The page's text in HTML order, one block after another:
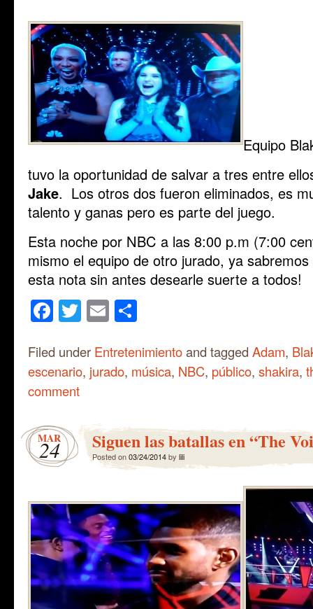
Equipo
tuvo la oportunidad de salvar a tres entre
Jake. Los otros dos fueron eliminados, es
talento y ganas pero es parte del juego.
Esta noche por NBC a las 8:00 p.m (7:00
mismo el equipo de otro jurado, ya
esta nota sin antes desearle suerte a todos!
Facebook
Twitter
Email
Filed under Entretenimientoand tagged Adam,
escenario, jurado, música, NBC, público, shakira,
comment
MAR
24 Siguen las batallas en “The
Posted on03/24/2014by lili